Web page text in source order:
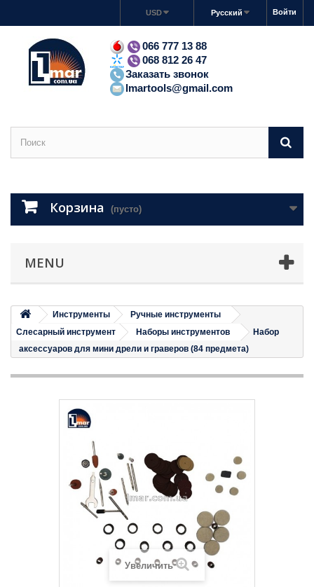
Войти
Русский
USD
066 777 13 88
068 812 26 47
Заказать звонок
lmartools@gmail.com
Корзина (пусто)
MENU
Инструменты
Ручные инструменты
Слесарный инструмент
Наборы инструментов
Набор
аксессуаров для мини дрели и граверов (84 предмета)
Увеличить